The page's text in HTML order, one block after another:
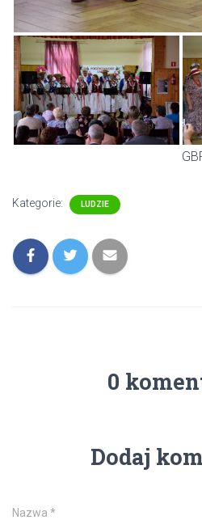
Kategorie: LUDZIE
0
Dodaj
Nazwa *